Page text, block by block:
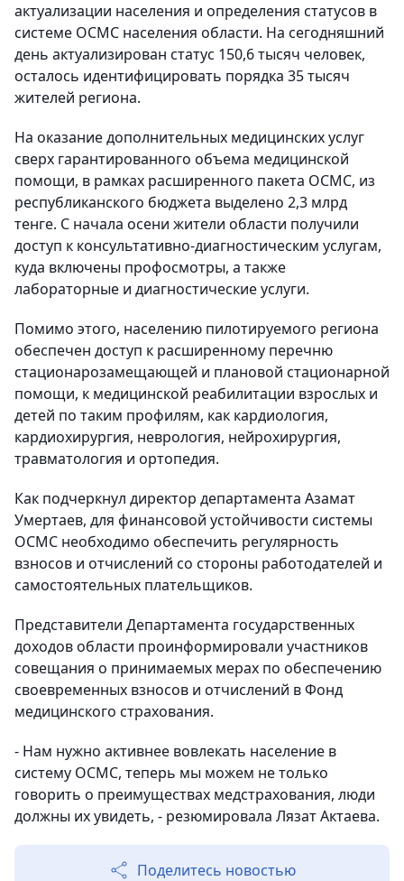
актуализации населения и определения статусов в
системе ОСМС населения области. На сегодняшний
день актуализирован статус 150,6 тысяч человек,
осталось идентифицировать порядка 35 тысяч
жителей региона.
На оказание дополнительных медицинских услуг
сверх гарантированного объема медицинской
помощи, в рамках расширенного пакета ОСМС, из
республиканского бюджета выделено 2,3 млрд
тенге. С начала осени жители области получили
доступ к консультативно-диагностическим услугам,
куда включены профосмотры, а также
лабораторные и диагностические услуги.
Помимо этого, населению пилотируемого региона
обеспечен доступ к расширенному перечню
стационарозамещающей и плановой стационарной
помощи, к медицинской реабилитации взрослых и
детей по таким профилям, как кардиология,
кардиохирургия, неврология, нейрохирургия,
травматология и ортопедия.
Как подчеркнул директор департамента Азамат
Умертаев, для финансовой устойчивости системы
ОСМС необходимо обеспечить регулярность
взносов и отчислений со стороны работодателей и
самостоятельных плательщиков.
Представители Департамента государственных
доходов области проинформировали участников
совещания о принимаемых мерах по обеспечению
своевременных взносов и отчислений в Фонд
медицинского страхования.
- Нам нужно активнее вовлекать население в
систему ОСМС, теперь мы можем не только
говорить о преимуществах медстрахования, люди
должны их увидеть, - резюмировала Лязат Актаева.
Поделитесь новостью